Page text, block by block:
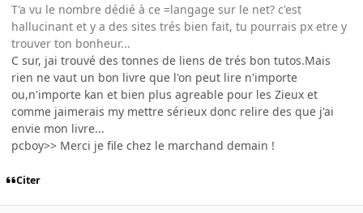
T'a vu le nombre dédié à ce =langage sur le net? c'est
hallucinant et y a des sites trés bien fait, tu pourrais px etre y
trouver ton bonheur...
C sur, jai trouvé des tonnes de liens de trés bon tutos.Mais
rien ne vaut un bon livre que l'on peut lire n'importe
ou,n'importe kan et bien plus agreable pour les Zieux et
comme jaimerais my mettre sérieux donc relire des que j'ai
envie mon livre...
pcboy>> Merci je file chez le marchand demain !
Citer